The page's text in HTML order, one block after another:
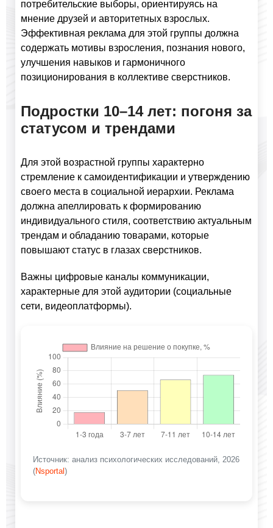
потребительские выборы, ориентируясь на
мнение друзей и авторитетных взрослых.
Эффективная реклама для этой группы должна
содержать мотивы взросления, познания нового,
улучшения навыков и гармоничного
позиционирования в коллективе сверстников.
Подростки 10–14 лет: погоня за
статусом и трендами
Для этой возрастной группы характерно
стремление к самоидентификации и утверждению
своего места в социальной иерархии. Реклама
должна апеллировать к формированию
индивидуального стиля, соответствию актуальным
трендам и обладанию товарами, которые
повышают статус в глазах сверстников.
Важны цифровые каналы коммуникации,
характерные для этой аудитории (социальные
сети, видеоплатформы).
Источник: анализ психологических исследований, 2026
(Nsportal )